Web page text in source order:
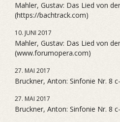
Mahler, Gustav: Das Lied von
(https://bachtrack.com)
10. JUNI 2017
Mahler, Gustav: Das Lied von
(www.forumopera.com)
27. MAI 2017
Bruckner, Anton: Sinfonie Nr. 8
27. MAI 2017
Bruckner, Anton: Sinfonie Nr. 8